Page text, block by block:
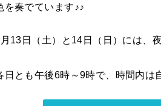
を奏でています♪♪
13日（土）と14日（日）には、
日とも午後6時～9時で、時間内